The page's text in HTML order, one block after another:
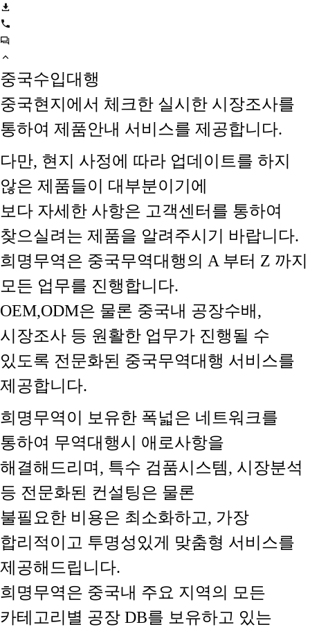
중국수입대행
중국현지에서 체크한 실시한 시장조사를
통하여 제품안내 서비스를 제공합니다.
다만, 현지 사정에 따라 업데이트를 하지
않은 제품들이 대부분이기에
보다 자세한 사항은 고객센터를 통하여
찾으실려는 제품을 알려주시기 바랍니다.
희명무역은 중국무역대행의 A 부터 Z 까지
모든 업무를 진행합니다.
OEM,ODM은 물론 중국내 공장수배,
시장조사 등 원활한 업무가 진행될 수
있도록 전문화된 중국무역대행 서비스를
제공합니다.
희명무역이 보유한 폭넓은 네트워크를
통하여 무역대행시 애로사항을
해결해드리며, 특수 검품시스템, 시장분석
등 전문화된 컨설팅은 물론
불필요한 비용은 최소화하고, 가장
합리적이고 투명성있게 맞춤형 서비스를
제공해드립니다.
희명무역은 중국내 주요 지역의 모든
카테고리별 공장 DB를 보유하고 있는